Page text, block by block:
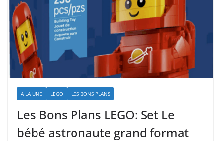
A LA UNE LEGO LES BONS PLANS
Les Bons Plans LEGO: Set Le
bébé astronaute grand format